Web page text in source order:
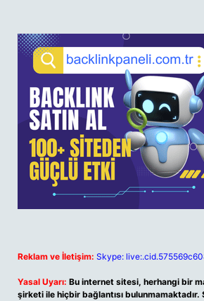
Reklam ve İletişim: Skype:
Yasal Uyarı: Bu internet sitesi, herhangi bir
şirketi ile hiçbir bağlantısı bulunmamaktadır.